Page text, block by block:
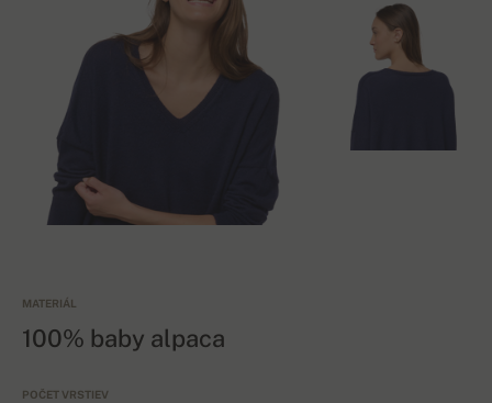
MATERIÁL
100% baby alpaca
POČET VRSTIEV